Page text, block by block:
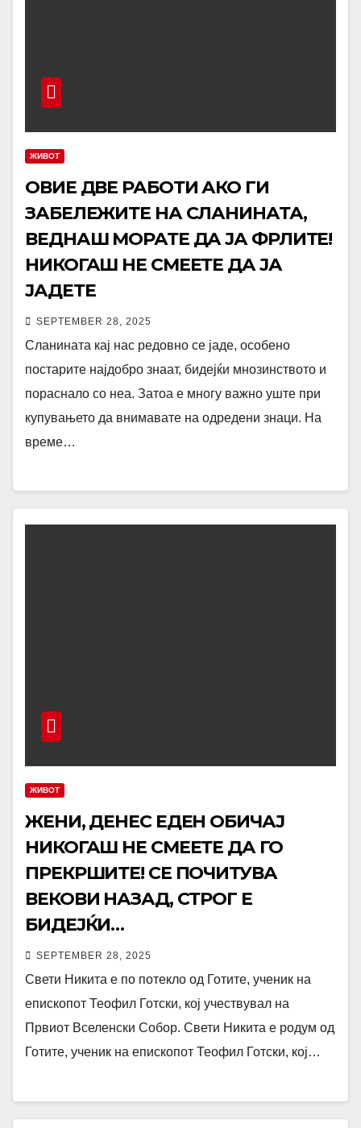
ЖИВОТ
ОВИЕ ДВЕ РАБОТИ АКО ГИ
ЗАБЕЛЕЖИТЕ НА СЛАНИНАТА,
ВЕДНАШ МОРАТЕ ДА ЈА ФРЛИТЕ!
НИКОГАШ НЕ СМЕЕТЕ ДА ЈА
ЈАДЕТЕ
SEPTEMBER 28, 2025
Сланината кај нас редовно се јаде, особено
постарите најдобро знаат, бидејќи мнозинството и
пораснало со неа. Затоа е многу важно уште при
купувањето да внимавате на одредени знаци. На
време…
ЖИВОТ
ЖЕНИ, ДЕНЕС ЕДЕН ОБИЧАЈ
НИКОГАШ НЕ СМЕЕТЕ ДА ГО
ПРЕКРШИТЕ! СЕ ПОЧИТУВА
ВЕКОВИ НАЗАД, СТРОГ Е
БИДЕЈЌИ…
SEPTEMBER 28, 2025
Свети Никита е по потекло од Готите, ученик на
епископот Теофил Готски, кој учествувал на
Првиот Вселенски Собор. Свети Никита е родум од
Готите, ученик на епископот Теофил Готски, кој…